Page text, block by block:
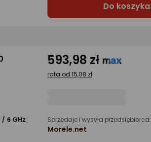
Do koszyka
/ 6 GHz
593,98 zł
rata od 15,08 zł
Sprzedaje i wysyła przedsiębiorca:
Morele.net